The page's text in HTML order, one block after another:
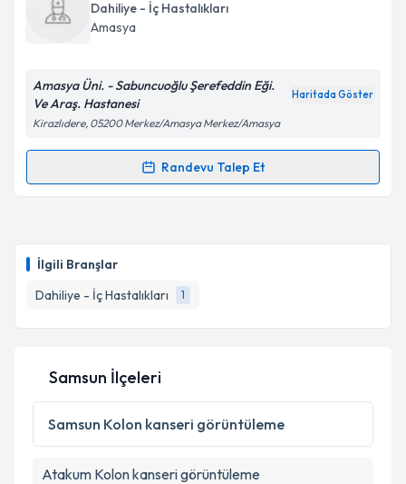
İlgili Branşlar
Dahiliye - İç Hastalıkları
1
oluşturun. Size bu uzmandan randevu almanız için bir
takvim hazırlandığında e-posta ile bilgilendireceğiz.
Kişisel verilerimin işlenmesine ilişkinAydınlatma
'ni okudum ve kişisel verilerimin belirtilen
kapsamda işlenmesini kabul ediyorum.
Takvim Talebini Gönder
Dahiliye - İç Hastalıkları
Amasya
Amasya Üni. - Sabuncuoğlu Şerefeddin Eği.
Ve Araş. Hastanesi
Haritada Göster
Kirazlıdere, 05200 Merkez/Amasya Merkez/Amasya
Randevu Talep Et
Randevu Takvimi Talebi
takvim hazırlandığında e-posta ile bilgilendireceğiz.
Kişisel verilerimin işlenmesine ilişkinAydınlatma
Metni
'ni okudum ve kişisel verilerimin belirtilen
kapsamda işlenmesini kabul ediyorum.
Samsun İlçeleri
Samsun Kolon kanseri görüntüleme
Atakum Kolon kanseri görüntüleme